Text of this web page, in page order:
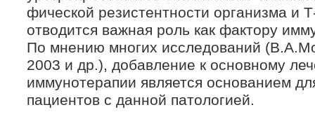
фической резистентности организма и
отводится важная роль как фактору
По мнению многих исследований
2003 и др.), добавление к основному
иммунотерапии является основанием
пациентов с данной патологией.